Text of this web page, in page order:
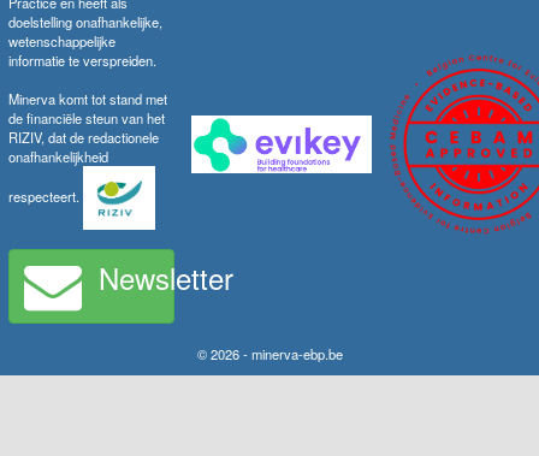
doelstelling onafhankelijke,
wetenschappelijke
informatie te verspreiden.
Minerva komt tot stand met
de financiële steun van het
RIZIV, dat de redactionele
onafhankelijkheid
respecteert.
Newsletter
© 2026 - minerva-ebp.be